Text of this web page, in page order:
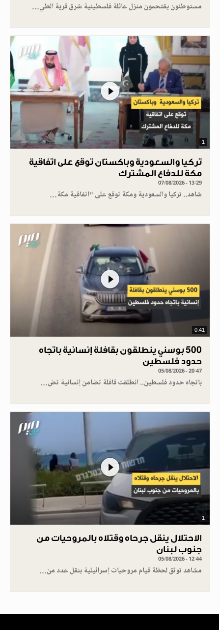
مستوطنون يقتحمون منزل عائلة فلسطينية شرق قرية الطي…
1
تركيا والسعودية وباكستان توقع على اتفاقية
مكة للدفاع المشترك
07/08/2026 - 13:29
شاهد.. تركيا والسعودية ومكة توقع على "اتفاقية مكة…
0.41
500 بوسني ينطلقون بقافلة إنسانية باتجاه
حدود فلسطين
05/08/2026 - 20:47
باتجاه حدود فلسطين.. انطلقت قافلة تضامن إنسانية تض…
1
الاحتلال ينقل جرحاه وقتلاه بالمروحيات من
جنوب لبنان
05/08/2026 - 12:44
مشاهد توثق لحظة قيام مروحيات إسرائيلية بنقل عدد من…